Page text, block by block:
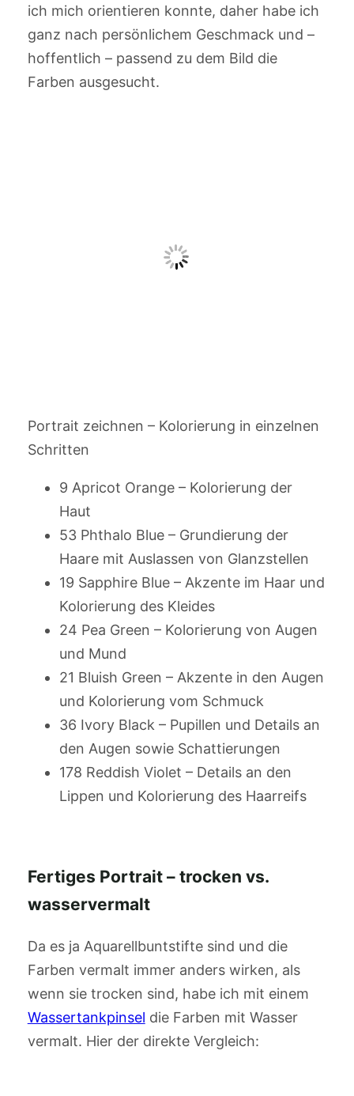
ich mich orientieren konnte, daher habe ich
ganz nach persönlichem Geschmack und –
hoffentlich – passend zu dem Bild die
Farben ausgesucht.
Portrait zeichnen – Kolorierung in einzelnen
Schritten
9 Apricot Orange – Kolorierung der
Haut
53 Phthalo Blue – Grundierung der
Haare mit Auslassen von Glanzstellen
19 Sapphire Blue – Akzente im Haar und
Kolorierung des Kleides
24 Pea Green – Kolorierung von Augen
und Mund
21 Bluish Green – Akzente in den Augen
und Kolorierung vom Schmuck
36 Ivory Black – Pupillen und Details an
den Augen sowie Schattierungen
178 Reddish Violet – Details an den
Lippen und Kolorierung des Haarreifs
Fertiges Portrait – trocken vs.
wasservermalt
Da es ja Aquarellbuntstifte sind und die
Farben vermalt immer anders wirken, als
wenn sie trocken sind, habe ich mit einem
Wassertankpinsel die Farben mit Wasser
vermalt. Hier der direkte Vergleich: